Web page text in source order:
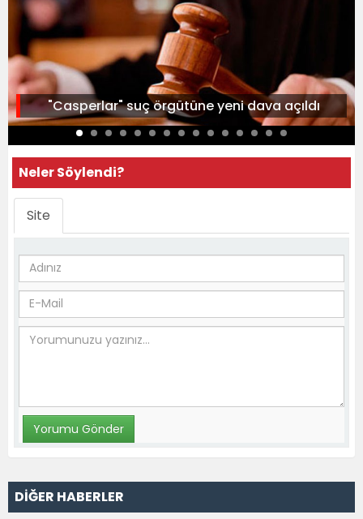
"Casperlar" suç örgütüne yeni dava açıldı
Neler Söylendi?
Site
DİĞER HABERLER